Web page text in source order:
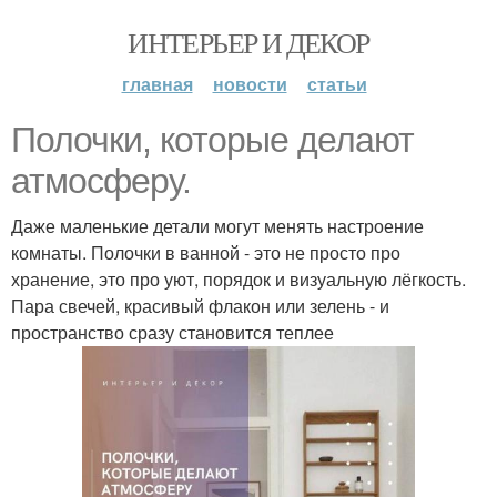
ИНТЕРЬЕР И ДЕКОР
главная новости статьи
Полочки, которые делают
атмосферу.
Даже маленькие детали могут менять настроение
комнаты. Полочки в ванной - это не просто про
хранение, это про уют, порядок и визуальную лёгкость.
Пара свечей, красивый флакон или зелень - и
пространство сразу становится теплее